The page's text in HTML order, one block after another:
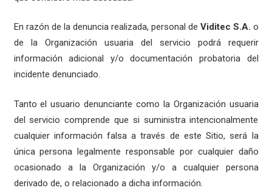
En razón de la denuncia realizada, personal de Viditec S.A. o
de la Organización usuaria del servicio podrá requerir
información adicional y/o documentación probatoria del
incidente denunciado.
Tanto el usuario denunciante como la Organización usuaria
del servicio comprende que si suministra intencionalmente
cualquier información falsa a través de este Sitio, será la
única persona legalmente responsable por cualquier daño
ocasionado a la Organización y/o a cualquier persona
derivado de, o relacionado a dicha información.